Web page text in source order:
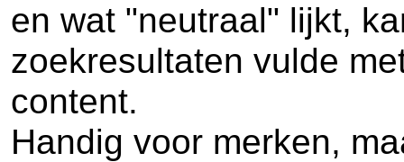
en wat "neutraal" lijkt,
zoekresultaten vulde
content.
Handig voor merken,